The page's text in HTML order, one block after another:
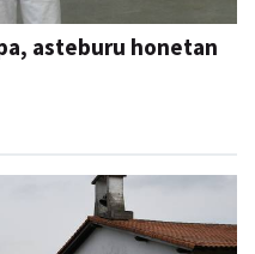
asteburu honetan